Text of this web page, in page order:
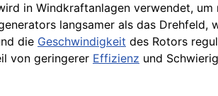
in Windkraftanlagen verwendet, um
langsamer als das Drehfeld,
die Geschwindigkeit des Rotors
von geringerer Effizienz und